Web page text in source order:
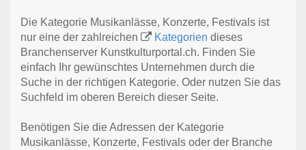
Die Kategorie Musikanlässe, Konzerte, Festivals ist
nur eine der zahlreichen
Kategorien dieses
Branchenserver Kunstkulturportal.ch. Finden Sie
einfach Ihr gewünschtes Unternehmen durch die
Suche in der richtigen Kategorie. Oder nutzen Sie das
Suchfeld im oberen Bereich dieser Seite.
Benötigen Sie die Adressen der Kategorie
Musikanlässe, Konzerte, Festivals oder der Branche